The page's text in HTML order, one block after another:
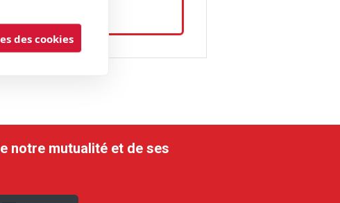
des cookies
notre mutualité et de ses